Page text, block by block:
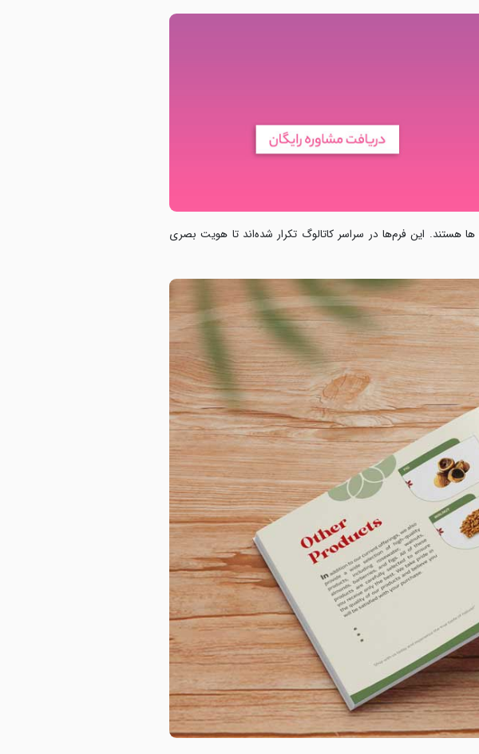
هستند. این فرم‌ها در سراسر کاتالوگ تکرار شده‌اند تا هویت بصری